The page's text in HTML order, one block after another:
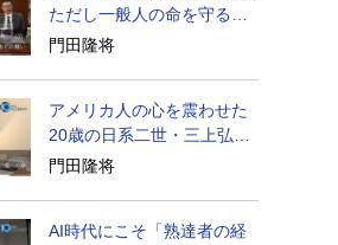
ただし一般人の命を守る軍
人の本義を重視
門田隆将
アメリカ人の心を震わせた
20歳の日系二世・三上弘文
の翻訳
門田隆将
AI時代にこそ「熟達者の経